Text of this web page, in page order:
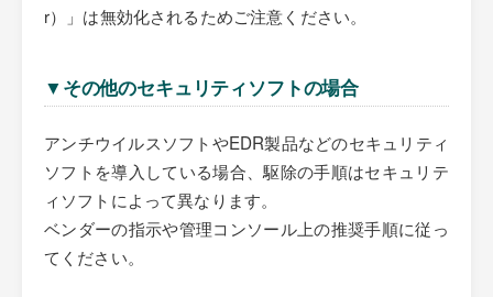
r）」は無効化されるためご注意ください。
▼その他のセキュリティソフトの場合
アンチウイルスソフトやEDR製品などのセキュリティ
ソフトを導入している場合、駆除の手順はセキュリテ
ィソフトによって異なります。
ベンダーの指示や管理コンソール上の推奨手順に従っ
てください。